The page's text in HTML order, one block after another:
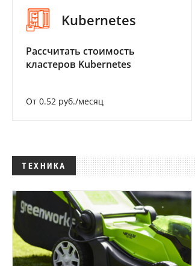
Kubernetes
Рассчитать стоимость
кластеров Kubernetes
От 0.52 руб./месяц
ТЕХНИКА